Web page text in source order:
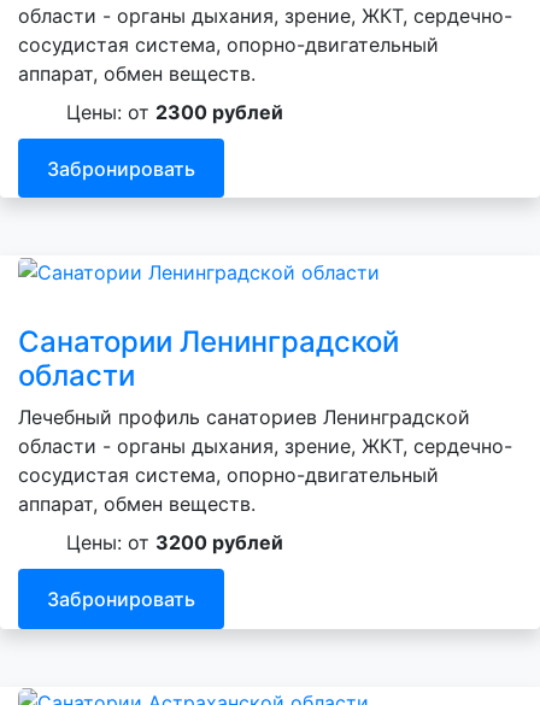
области - органы дыхания, зрение, ЖКТ, сердечно-
сосудистая система, опорно-двигательный
аппарат, обмен веществ.
Цены: от 2300 рублей
Забронировать
Санатории Ленинградской
области
Лечебный профиль санаториев Ленинградской
области - органы дыхания, зрение, ЖКТ, сердечно-
сосудистая система, опорно-двигательный
аппарат, обмен веществ.
Цены: от 3200 рублей
Забронировать